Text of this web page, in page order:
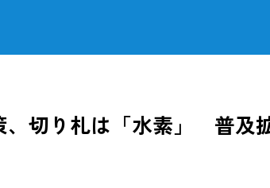
、切り札は「水素」 普及